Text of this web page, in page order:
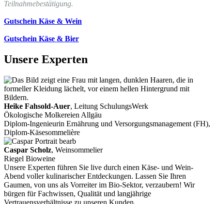
Teilnahmebestätigung.
Gutschein Käse & Wein
Gutschein Käse & Bier
Unsere Experten
Heike Fahsold-Auer, Leitung SchulungsWerk
Ökologische Molkereien Allgäu
Diplom-Ingenieurin Ernährung und Versorgungsmanagement (FH),
Diplom-Käsesommelière
Caspar Scholz, Weinsommelier
Riegel Bioweine
Unsere Experten führen Sie live durch einen Käse- und Wein-
Abend voller kulinarischer Entdeckungen. Lassen Sie Ihren
Gaumen, von uns als Vorreiter im Bio-Sektor, verzaubern! Wir
bürgen für Fachwissen, Qualität und langjährige
Vertrauensverhältnisse zu unseren Kunden.